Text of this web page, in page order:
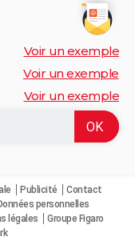
Voir un exemple
Voir un exemple
Voir un exemple
Publicité
Contact
personnelles
légales
Groupe Figaro